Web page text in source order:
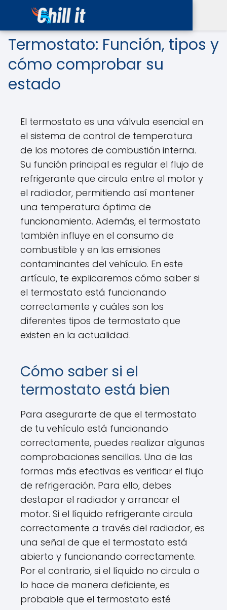
Termostato: Función, tipos y
cómo comprobar su
estado
El termostato es una válvula esencial en
el sistema de control de temperatura
de los motores de combustión interna.
Su función principal es regular el flujo de
refrigerante que circula entre el motor y
el radiador, permitiendo así mantener
una temperatura óptima de
funcionamiento. Además, el termostato
también influye en el consumo de
combustible y en las emisiones
contaminantes del vehículo. En este
artículo, te explicaremos cómo saber si
el termostato está funcionando
correctamente y cuáles son los
diferentes tipos de termostato que
existen en la actualidad.
Cómo saber si el
termostato está bien
Para asegurarte de que el termostato
de tu vehículo está funcionando
correctamente, puedes realizar algunas
comprobaciones sencillas. Una de las
formas más efectivas es verificar el flujo
de refrigeración. Para ello, debes
destapar el radiador y arrancar el
motor. Si el líquido refrigerante circula
correctamente a través del radiador, es
una señal de que el termostato está
abierto y funcionando correctamente.
Por el contrario, si el líquido no circula o
lo hace de manera deficiente, es
probable que el termostato esté